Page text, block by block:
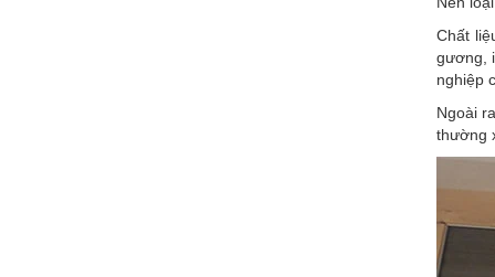
Chất
gương,
nghiệp
Ngoài
thường